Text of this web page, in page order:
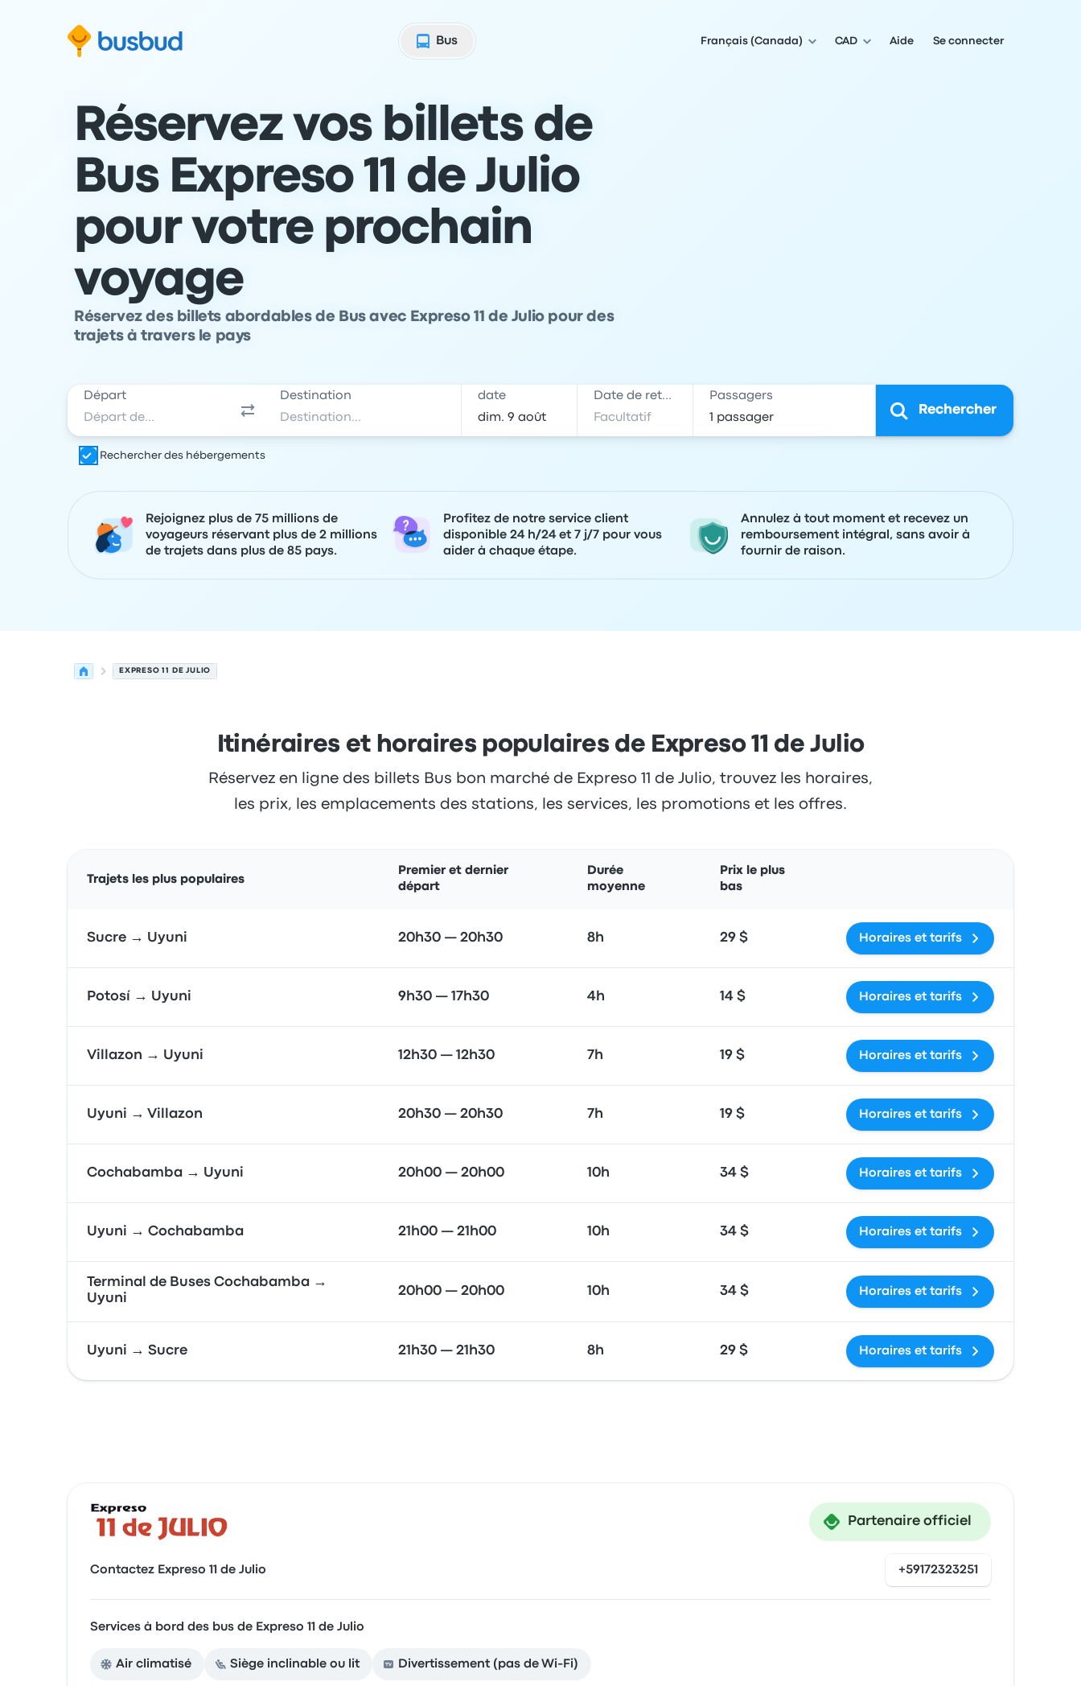
Bus
Français (Canada) CAD Aide Se connecter
Réservez vos billets de
Bus Expreso 11 de Julio
pour votre prochain
voyage
Réservez des billets abordables de Bus avec Expreso 11 de Julio pour des
trajets à travers le pays
Départ Destination date Date de retour Passagers
Rechercher
Rechercher des hébergements
Rejoignez plus de 75 millions de
voyageurs réservant plus de 2 millions
de trajets dans plus de 85 pays.
Profitez de notre service client
disponible 24 h/24 et 7 j/7 pour vous
aider à chaque étape.
Annulez à tout moment et recevez un
remboursement intégral, sans avoir à
fournir de raison.
EXPRESO 11 DE JULIO
Itinéraires et horaires populaires de Expreso 11 de Julio
Réservez en ligne des billets Bus bon marché de Expreso 11 de Julio, trouvez les horaires,
les prix, les emplacements des stations, les services, les promotions et les offres.
Trajets les plus populaires
Premier et dernier
départ
Durée
moyenne
Prix le plus
bas
Sucre → Uyuni 20h30 — 20h30 8h 29 $ Horaires et tarifs
Potosí → Uyuni 9h30 — 17h30 4h 14 $ Horaires et tarifs
Villazon → Uyuni 12h30 — 12h30 7h 19 $ Horaires et tarifs
Uyuni → Villazon 20h30 — 20h30 7h 19 $ Horaires et tarifs
Cochabamba → Uyuni 20h00 — 20h00 10h 34 $ Horaires et tarifs
Uyuni → Cochabamba 21h00 — 21h00 10h 34 $ Horaires et tarifs
Terminal de Buses Cochabamba →
Uyuni
20h00 — 20h00 10h 34 $ Horaires et tarifs
Uyuni → Sucre 21h30 — 21h30 8h 29 $ Horaires et tarifs
Partenaire officiel
Contactez Expreso 11 de Julio +59172323251
Services à bord des bus de Expreso 11 de Julio
Air climatisé Siège inclinable ou lit Divertissement (pas de Wi-Fi)